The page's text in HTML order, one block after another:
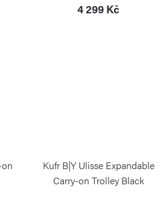
4 299 Kč
Kufr B|Y Ulisse Expandable
Carry-on Trolley Black